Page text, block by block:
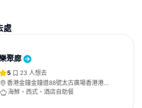
處
聚廊
5 23 人想去
香港金鐘金鐘道88號太古廣場香港港麗
酒店酒店大堂
海鮮、西式、酒店自助餐